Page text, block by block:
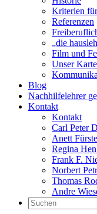
Kriterien
Referenzen
„die
Film und
Unser
Blog
Nachhilfelehrer
Kontakt
Kontakt
Carl Peter
Anett
Regina
Frank F.
Norbert
Thomas
Andre